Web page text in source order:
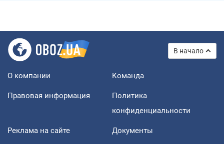
В начало
О компании Команда
Правовая информация
Политика
конфиденциальности
Реклама на сайте Документы